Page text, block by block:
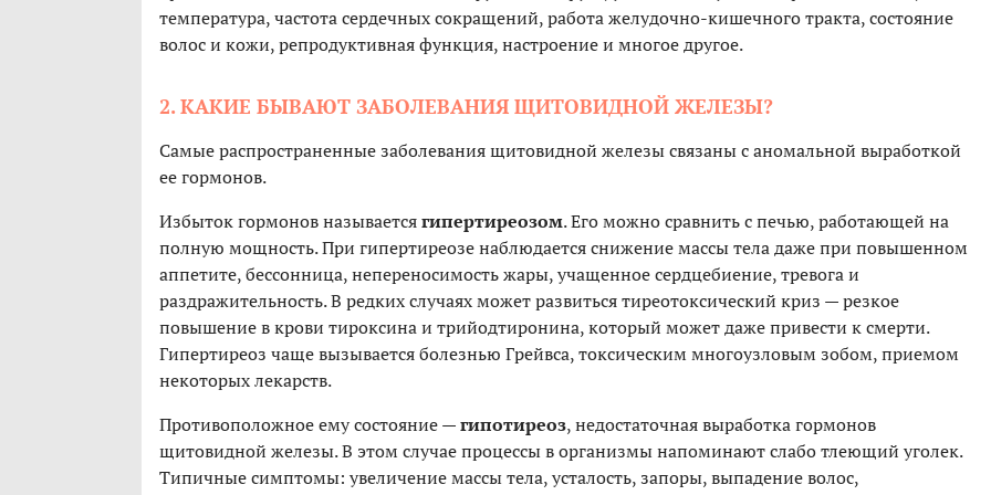
температура, частота сердечных сокращений, работа желудочно-кишечного тракта, состояние
волос и кожи, репродуктивная функция, настроение и многое другое.
2. КАКИЕ БЫВАЮТ ЗАБОЛЕВАНИЯ ЩИТОВИДНОЙ ЖЕЛЕЗЫ?
Самые распространенные заболевания щитовидной железы связаны с аномальной выработкой
ее гормонов.
Избыток гормонов называетсягипертиреозом. Его можно сравнить с печью, работающей на
полную мощность. При гипертиреозе наблюдается снижение массы тела даже при повышенном
аппетите, бессонница, непереносимость жары, учащенное сердцебиение, тревога и
раздражительность. В редких случаях может развиться тиреотоксический криз — резкое
повышение в крови тироксина и трийодтиронина, который может даже привести к смерти.
Гипертиреоз чаще вызывается болезнью Грейвса, токсическим многоузловым зобом, приемом
некоторых лекарств.
Противоположное ему состояние —гипотиреоз, недостаточная выработка гормонов
щитовидной железы. В этом случае процессы в организмы напоминают слабо тлеющий уголек.
Типичные симптомы: увеличение массы тела, усталость, запоры, выпадение волос,